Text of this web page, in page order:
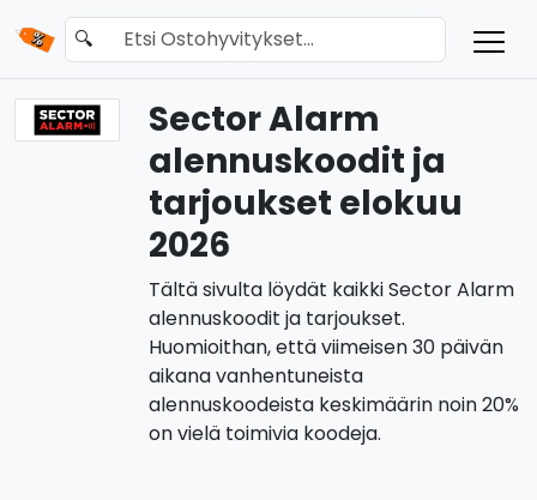
🔍
Sector Alarm
alennuskoodit ja
tarjoukset elokuu
2026
Tältä sivulta löydät kaikki Sector Alarm
alennuskoodit ja tarjoukset.
Huomioithan, että viimeisen 30 päivän
aikana vanhentuneista
alennuskoodeista keskimäärin noin 20%
on vielä toimivia koodeja.